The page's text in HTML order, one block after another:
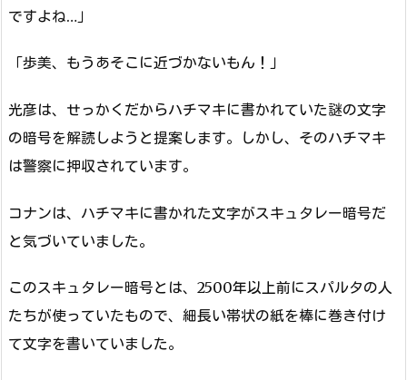
ですよね…」
「歩美、もうあそこに近づかないもん！」
光彦は、せっかくだからハチマキに書かれていた謎の文字
の暗号を解読しようと提案します。しかし、そのハチマキ
は警察に押収されています。
コナンは、ハチマキに書かれた文字がスキュタレー暗号だ
と気づいていました。
このスキュタレー暗号とは、2500年以上前にスパルタの人
たちが使っていたもので、細長い帯状の紙を棒に巻き付け
て文字を書いていました。